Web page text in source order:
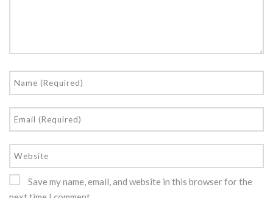
Save my name, email, and website in this browser for the